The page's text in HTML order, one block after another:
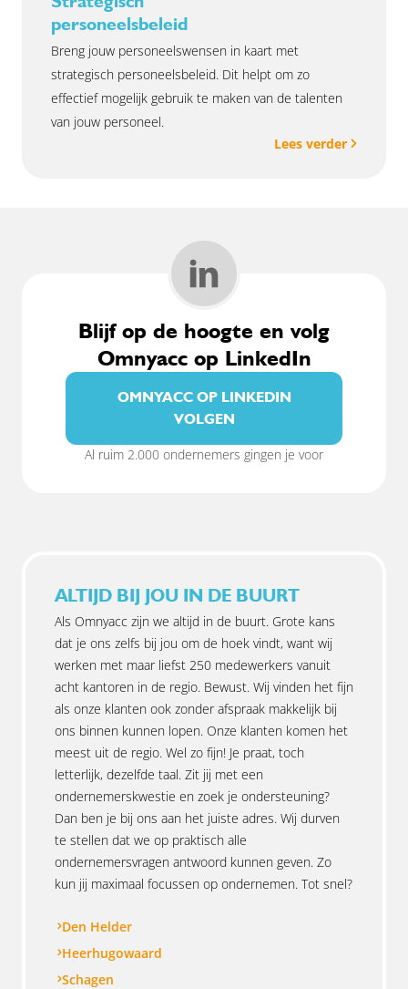
personeelsbeleid
Breng jouw personeelswensen in kaart met
strategisch personeelsbeleid. Dit helpt om zo
effectief mogelijk gebruik te maken van de talenten
van jouw personeel.
Lees verder
Blijf op de hoogte en volg
Omnyacc op LinkedIn
OMNYACC OP LINKEDIN
VOLGEN
Al ruim 2.000 ondernemers gingen je voor
ALTIJD BIJ JOU IN DE BUURT
Als Omnyacc zijn we altijd in de buurt. Grote kans
dat je ons zelfs bij jou om de hoek vindt, want wij
werken met maar liefst 250 medewerkers vanuit
acht kantoren in de regio. Bewust. Wij vinden het fijn
als onze klanten ook zonder afspraak makkelijk bij
ons binnen kunnen lopen. Onze klanten komen het
meest uit de regio. Wel zo fijn! Je praat, toch
letterlijk, dezelfde taal. Zit jij met een
ondernemerskwestie en zoek je ondersteuning?
Dan ben je bij ons aan het juiste adres. Wij durven
te stellen dat we op praktisch alle
ondernemersvragen antwoord kunnen geven. Zo
kun jij maximaal focussen op ondernemen. Tot snel?
Den Helder
Heerhugowaard
Schagen